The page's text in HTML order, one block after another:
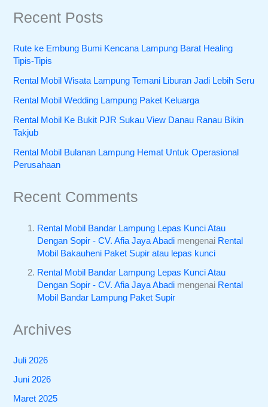
Recent Posts
Rute ke Embung Bumi Kencana Lampung Barat Healing
Tipis-Tipis
Rental Mobil Wisata Lampung Temani Liburan Jadi Lebih Seru
Rental Mobil Wedding Lampung Paket Keluarga
Rental Mobil Ke Bukit PJR Sukau View Danau Ranau Bikin
Takjub
Rental Mobil Bulanan Lampung Hemat Untuk Operasional
Perusahaan
Recent Comments
Rental Mobil Bandar Lampung Lepas Kunci Atau
Dengan Sopir - CV. Afia Jaya Abadi mengenai Rental
Mobil Bakauheni Paket Supir atau lepas kunci
Rental Mobil Bandar Lampung Lepas Kunci Atau
Dengan Sopir - CV. Afia Jaya Abadi mengenai Rental
Mobil Bandar Lampung Paket Supir
Archives
Juli 2026
Juni 2026
Maret 2025